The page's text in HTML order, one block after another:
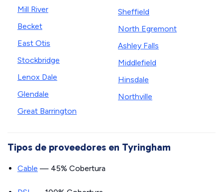
Mill River
Becket
East Otis
Stockbridge
Lenox Dale
Glendale
Great Barrington
Sheffield
North Egremont
Ashley Falls
Middlefield
Hinsdale
Northville
Tipos de proveedores en Tyringham
Cable — 45% Cobertura